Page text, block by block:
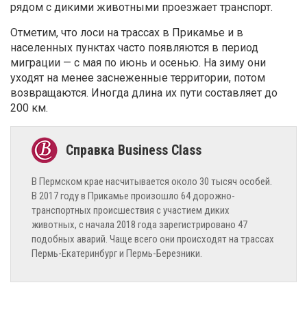
рядом с дикими животными проезжает транспорт.
Отметим, что лоси на трассах в Прикамье и в
населенных пунктах часто появляются в период
миграции — с мая по июнь и осенью. На зиму они
уходят на менее заснеженные территории, потом
возвращаются. Иногда длина их пути составляет до
200 км.
В Пермском крае насчитывается около 30 тысяч особей.
В 2017 году в Прикамье произошло 64 дорожно-
транспортных происшествия с участием диких
животных, с начала 2018 года зарегистрировано 47
подобных аварий. Чаще всего они происходят на трассах
Пермь-Екатеринбург и Пермь-Березники.